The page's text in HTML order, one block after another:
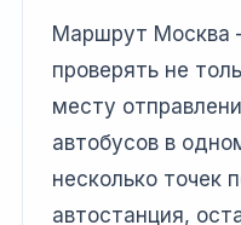
Маршрут Москва
проверять не
месту
автобусов в
несколько точек
автостанция,